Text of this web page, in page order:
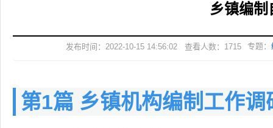
乡镇编
发布时间：2022-10-15 14:56:02 查看人数： 1715 专题：
第1篇 乡镇机构编制工作调